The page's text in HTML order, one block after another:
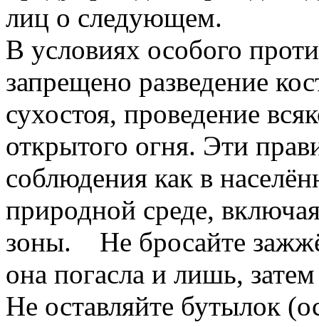
лиц о следующем.
В условиях особого
запрещено разведение
сухостоя, проведение
открытого огня. Эти
соблюдения как в
природной среде,
зоны. Не бросайте
она погасла и лишь,
Не оставляйте бутылок